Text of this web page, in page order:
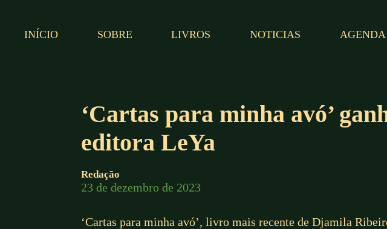
INÍCIO SOBRE LIVROS NOTICIAS AGENDA
‘Cartas para minha avó’
editora LeYa
Redação
23 de dezembro de 2023
‘Cartas para minha avó’, livro mais recente de Djamila